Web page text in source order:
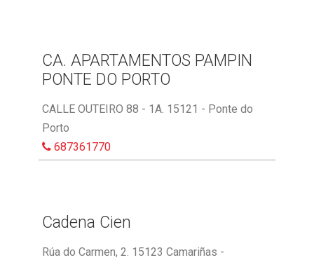
CA. APARTAMENTOS PAMPIN
PONTE DO PORTO
CALLE OUTEIRO 88 - 1A. 15121 - Ponte do
Porto
687361770
Cadena Cien
Rúa do Carmen, 2. 15123 Camariñas -